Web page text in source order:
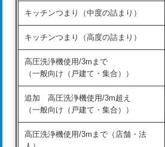
排水管工事（追加 排水管工事/3ｍ超
マス交換（深さ50㎝未満）
マス交換（深さ50㎝以上）
コンクリート斫り（厚さ10㎝まで）
交換・取付(排水栓・排水トラップ
持込商品取付（単水栓）
持込商品取付（混合水栓）
キッチンつまり（中度の詰まり）
キッチンつまり（高度の詰まり）
高圧洗浄機使用/3mまで
（一般向け（戸建て・集合））
追加 高圧洗浄機使用/3m超え
（一般向け（戸建て・集合））
高圧洗浄機使用/3mまで（店舗・法